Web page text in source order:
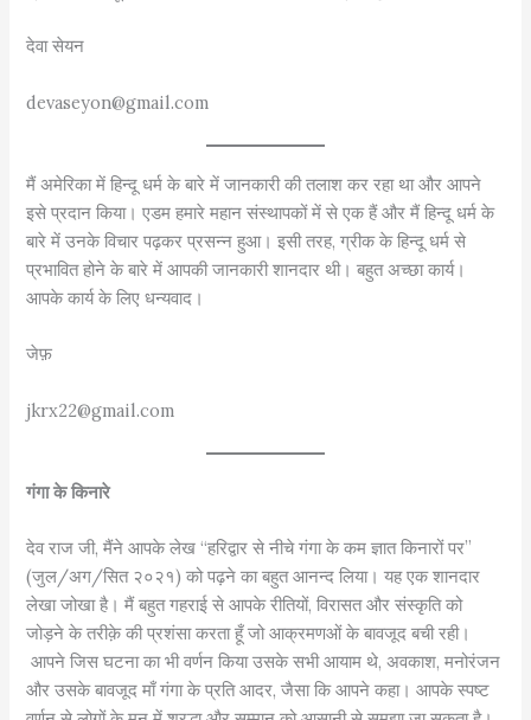
देवा सेयन
devaseyon@gmail.com
मैं अमेरिका में हिन्दू धर्म के बारे में जानकारी की तलाश कर रहा था और आपने
इसे प्रदान किया। एडम हमारे महान संस्थापकों में से एक हैं और मैं हिन्दू धर्म के
बारे में उनके विचार पढ़कर प्रसन्न हुआ। इसी तरह, ग्रीक के हिन्दू धर्म से
प्रभावित होने के बारे में आपकी जानकारी शानदार थी। बहुत अच्छा कार्य।
आपके कार्य के लिए धन्यवाद।
जेफ़
jkrx22@gmail.com
गंगा के किनारे
देव राज जी, मैंने आपके लेख “हरिद्वार से नीचे गंगा के कम ज्ञात किनारों पर”
(जुल/अग/सित २०२१) को पढ़ने का बहुत आनन्द लिया। यह एक शानदार
लेखा जोखा है। मैं बहुत गहराई से आपके रीतियों, विरासत और संस्कृति को
जोड़ने के तरीक़े की प्रशंसा करता हूँ जो आक्रमणओं के बावजूद बची रही।
आपने जिस घटना का भी वर्णन किया उसके सभी आयाम थे, अवकाश, मनोरंजन
और उसके बावजूद माँ गंगा के प्रति आदर, जैसा कि आपने कहा। आपके स्पष्ट